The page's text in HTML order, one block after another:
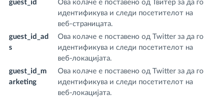
guest_id
Ова колаче е поставено од Твитер за да го
идентификува и следи посетителот на
веб-страницата.
guest_id_ad
s
Ова колаче е поставено од Twitter за да го
идентификува и следи посетителот на
веб-локацијата.
guest_id_m
arketing
Ова колаче е поставено од Twitter за да го
идентификува и следи посетителот на
веб-локацијата.